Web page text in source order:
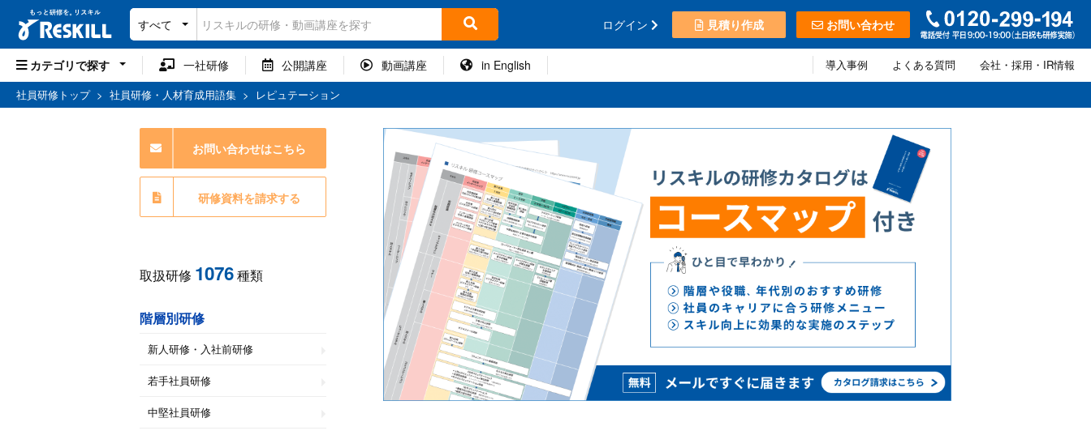
すべて ログイン 見積り作成 お問い合わせ
カテゴリで探す 一社研修 公開講座 動画講座 in English 導入事例 よくある質問
会社・採用・IR情報
社員研修トップ> 社員研修・人材育成用語集 > レピュテーション
お問い合わせはこちら
研修資料を請求する
取扱研修 1076種類
階層別研修
新人研修・入社前研修
若手社員研修
中堅社員研修